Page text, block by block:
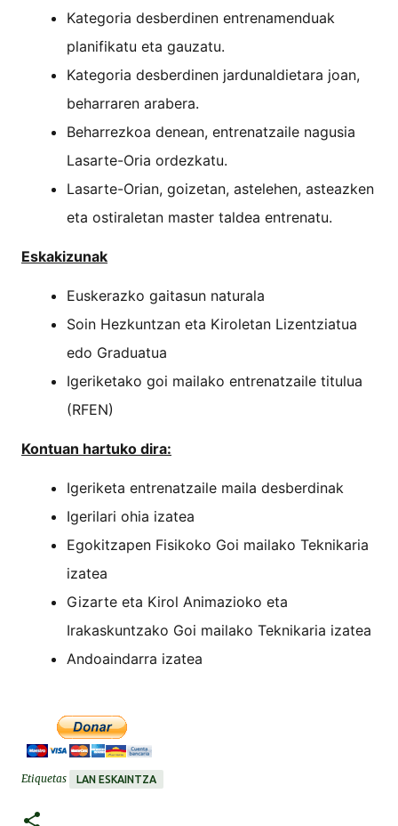
Kategoria desberdinen entrenamenduak
planifikatu eta gauzatu.
Kategoria desberdinen jardunaldietara joan,
beharraren arabera.
Beharrezkoa denean, entrenatzaile nagusia
Lasarte-Oria ordezkatu.
Lasarte-Orian, goizetan, astelehen, asteazken
eta ostiraletan master taldea entrenatu.
Eskakizunak
Euskerazko gaitasun naturala
Soin Hezkuntzan eta Kiroletan Lizentziatua
edo Graduatua
Igeriketako goi mailako entrenatzaile titulua
(RFEN)
Kontuan hartuko dira:
Igeriketa entrenatzaile maila desberdinak
Igerilari ohia izatea
Egokitzapen Fisikoko Goi mailako Teknikaria
izatea
Gizarte eta Kirol Animazioko eta
Irakaskuntzako Goi mailako Teknikaria izatea
Andoaindarra izatea
Etiquetas LAN ESKAINTZA